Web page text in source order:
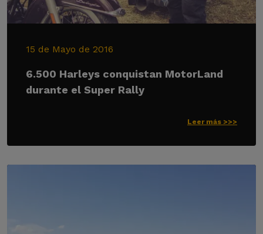
15 de Mayo de 2016
6.500 Harleys conquistan MotorLand
durante el Super Rally
Leer más >>>